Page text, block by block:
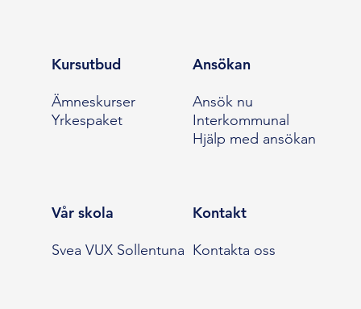
Kursutbud
Ämneskurser
Yrkespaket
Ansökan
Ansök nu
Interkommunal
Hjälp med ansökan
Vår skola
Svea VUX Sollentuna
Kontakt
Kontakta oss